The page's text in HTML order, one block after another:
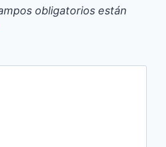
obligatorios están